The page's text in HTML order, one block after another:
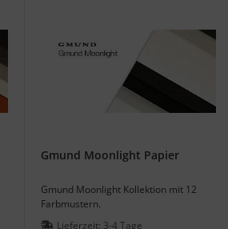
Gmund Moonlight Papier
Gmund Moonlight Kollektion mit 12
Farbmustern.
Lieferzeit: 3-4 Tage